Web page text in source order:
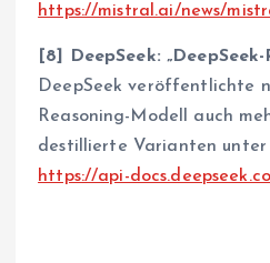
https://mistral.ai/news/
[8] DeepSeek: „DeepSeek-
DeepSeek veröffentlichte
Reasoning-Modell auch
destillierte Varianten unter
https://api-